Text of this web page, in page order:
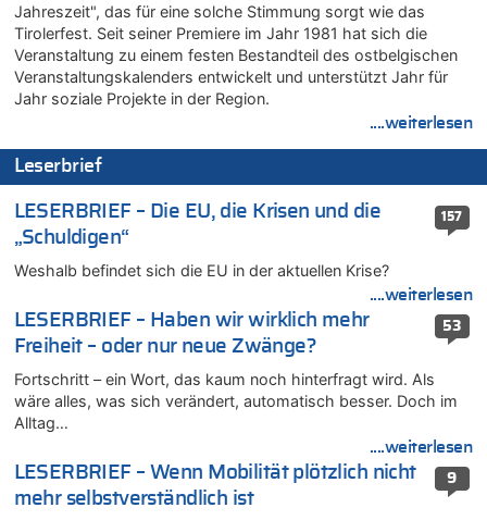
In Belgien missachten zwei von drei Autofahrern das
Tempolimit in 30er-Zonen – Untersuchung von Vias
07.08.2026 - 11:23 von Dax zu
In Belgien missachten zwei von drei Autofahrern das
Tempolimit in 30er-Zonen – Untersuchung von Vias
07.08.2026 - 11:20 von JoKrings zu
In Belgien missachten zwei von drei Autofahrern das
Tempolimit in 30er-Zonen – Untersuchung von Vias
07.08.2026 - 11:15 von Dax zu
Wie kam es zur Ceuta-Krise?
07.08.2026 - 11:12 von Frage zu
Wasserstand des Rheins in NRW so niedrig wie noch nie
07.08.2026 - 10:29 von Soso zu
Aachen ab 11. August wieder Mekka des Pferdesports –
07.08.2026 - 10:23 von Opa zu
In Belgien missachten zwei von drei Autofahrern das
Tempolimit in 30er-Zonen – Untersuchung von Vias
07.08.2026 - 10:05 von Ostbelgien Direkt zu
Soll Belgien Tempolimit auf Autobahnen erhöhen? – In
Jahreszeit", das für eine solche Stimmung sorgt wie das
Tirolerfest. Seit seiner Premiere im Jahr 1981 hat sich die
Veranstaltung zu einem festen Bestandteil des ostbelgischen
Veranstaltungskalenders entwickelt und unterstützt Jahr für
Jahr soziale Projekte in der Region.
....weiterlesen
Leserbrief
157
LESERBRIEF – Die EU, die Krisen und die
„Schuldigen“
Weshalb befindet sich die EU in der aktuellen Krise?
....weiterlesen
53
LESERBRIEF – Haben wir wirklich mehr
Freiheit – oder nur neue Zwänge?
Fortschritt – ein Wort, das kaum noch hinterfragt wird. Als
wäre alles, was sich verändert, automatisch besser. Doch im
Alltag…
....weiterlesen
9
LESERBRIEF – Wenn Mobilität plötzlich nicht
mehr selbstverständlich ist